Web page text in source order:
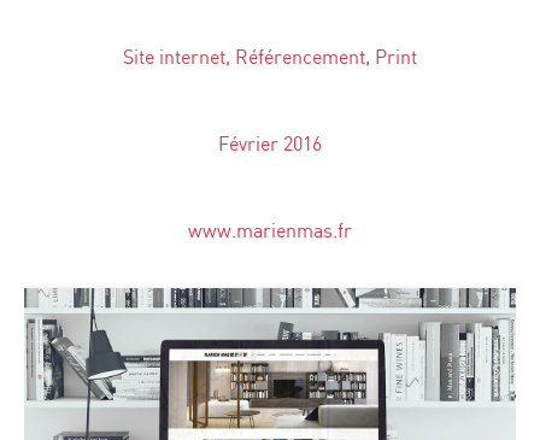
Site internet, Référencement, Print
Février 2016
www.marienmas.fr